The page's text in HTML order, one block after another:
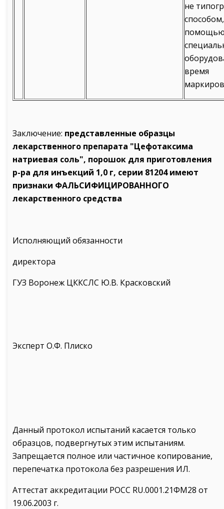
не
время
Заключение: представленные образцы
лекарственного препарата "Цефотаксима
натриевая соль", порошок для приготовления
р-ра для инъекций 1,0 г, серии 81204 имеют
признаки ФАЛЬСИФИЦИРОВАННОГО
лекарственного средства
Исполняющий обязанности
директора
ГУЗ Воронеж ЦККСЛС Ю.В. Красковский
Эксперт О.Ф. Плиско
Данный протокол испытаний касается только
образцов, подвергнутых этим испытаниям.
Запрещается полное или частичное копирование,
перепечатка протокола без разрешения ИЛ.
Аттестат аккредитации РОСС RU.0001.21ФМ28 от
19.06.2003 г.